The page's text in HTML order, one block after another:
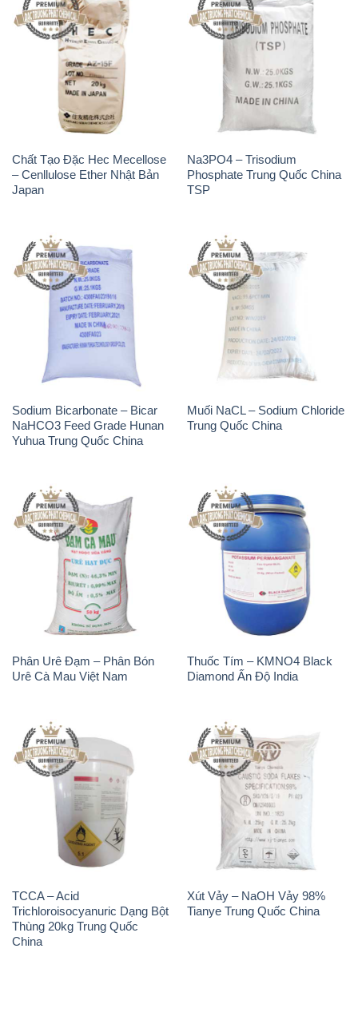
Sodium Bicarbonate – Bicar
NaHCO3 Feed Grade Hunan
Muối NaCL – Sodium Chloride
Trung Quốc China
Phân Urê Đạm – Phân Bón
Urê Cà Mau Việt Nam
Thuốc Tím – KMNO4 Black
Diamond Ấn Độ India
TCCA – Acid
Trichloroisocyanuric Dạng Bột
Thùng 20kg Trung Quốc
Xút Vảy – NaOH Vảy 98%
Tianye Trung Quốc China
THÔNG TIN
Giới thiệu
Sản phẩm
Chính sách và quy định chung